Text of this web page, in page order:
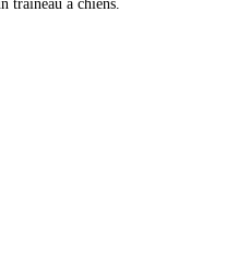
traineau à chiens.